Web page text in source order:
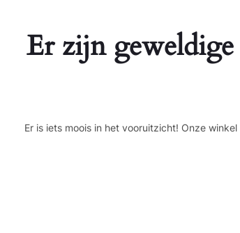
Er zijn
Er is iets moois in het vooruitzicht! Onze